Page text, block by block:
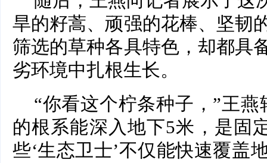
旱的籽蒿、顽强的花棒、坚
筛选的草种各具特色，却都
劣环境中扎根生长。
“你看这个柠条种子，”王
的根系能深入地下5米，是固
些‘生态卫士’不仅能快速覆盖